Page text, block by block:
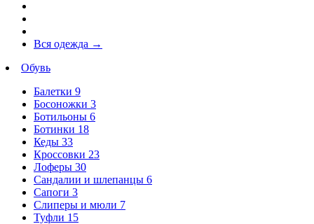
Вся одежда →
Обувь
Балетки 9
Босоножки 3
Ботильоны 6
Ботинки 18
Кеды 33
Кроссовки 23
Лоферы 30
Сандалии и шлепанцы 6
Сапоги 3
Слиперы и мюли 7
Туфли 15